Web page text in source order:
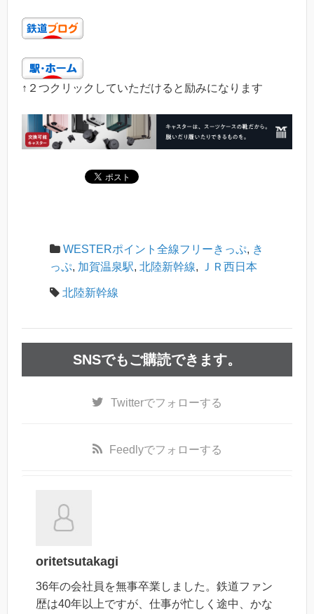
↑２つクリックしていただけると励みになります
WESTERポイント全線フリーきっぷ, き
っぷ, 加賀温泉駅, 北陸新幹線, ＪＲ西日本
北陸新幹線
SNSでもご購読できます。
Twitterでフォローする
Feedlyでフォローする
oritetsutakagi
36年の会社員を無事卒業しました。鉄道ファン
歴は40年以上ですが、仕事が忙しく途中、かな